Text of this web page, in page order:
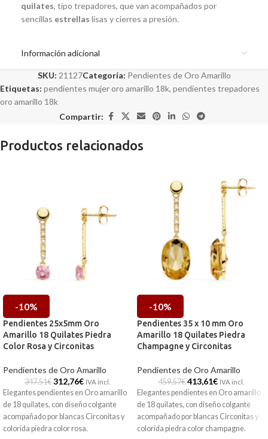
quilates, tipo trepadores, que van acompañados por
sencillas estrellas lisas y cierres a presión.
Información adicional
SKU: 21127Categoría: Pendientes de Oro Amarillo
Etiquetas: pendientes mujer oro amarillo 18k, pendientes trepadores
oro amarillo 18k
Compartir:
Productos relacionados
-10%
Pendientes 25x5mm Oro
Amarillo 18 Quilates Piedra
Color Rosa y Circonitas
Pendientes de Oro Amarillo
347,51€ 312,76€ IVA incl.
Elegantes pendientes en Oro amarillo
de 18 quilates, con diseño colgante
acompañado por blancas Circonitas y
colorida piedra color rosa.
-10%
Pendientes 35 x 10 mm Oro
Amarillo 18 Quilates Piedra
Champagne y Circonitas
Pendientes de Oro Amarillo
459,57€ 413,61€ IVA incl.
Elegantes pendientes en Oro amarillo
de 18 quilates, con diseño colgante
acompañado por blancas Circonitas y
colorida piedra color champagne.